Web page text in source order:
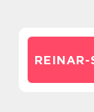
REINAR-